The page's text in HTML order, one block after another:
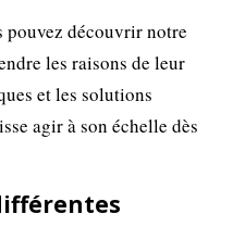
pouvez découvrir notre
les raisons de leur
et les solutions
agir à son échelle dès